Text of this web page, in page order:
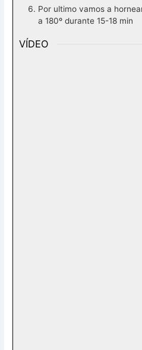
Por ultimo vamos a
a 180º durante 15-18 min
VÍDEO